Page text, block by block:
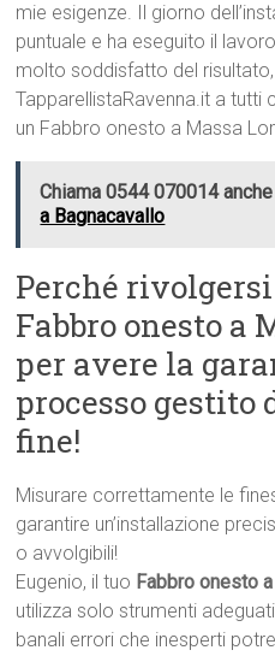
mie esigenze. Il giorno
puntuale e ha eseguito il
molto soddisfatto del
TapparellistaRavenna.it a
un Fabbro onesto a Massa
Chiama 0544 070014
a Bagnacavallo
Perché
Fabbro onesto a
per avere la
processo gestito
fine!
Misurare correttamente le
garantire un’installazione
o avvolgibili!
Eugenio, il tuo Fabbro onesto
utilizza solo strumenti
banali errori che inesperti